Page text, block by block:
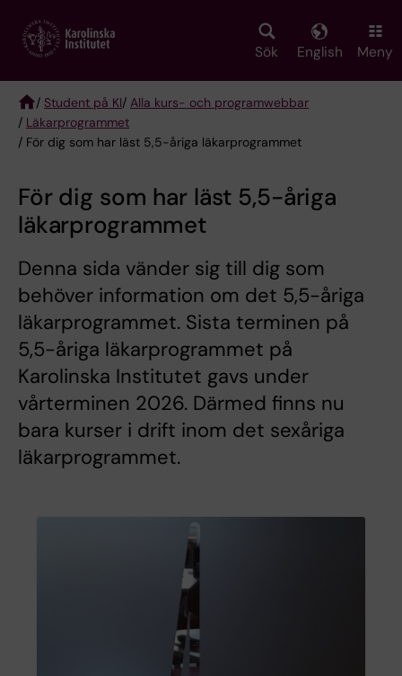
main
Sök English Meny
Breadcrumb
/ Student på KI/ Alla kurs- och programwebbar
/ Läkarprogrammet
/ För dig som har läst 5,5-åriga läkarprogrammet
För dig som har läst 5,5-åriga
läkarprogrammet
Denna sida vänder sig till dig som
behöver information om det 5,5-åriga
läkarprogrammet. Sista terminen på
5,5-åriga läkarprogrammet på
Karolinska Institutet gavs under
vårterminen 2026. Därmed finns nu
bara kurser i drift inom det sexåriga
läkarprogrammet.